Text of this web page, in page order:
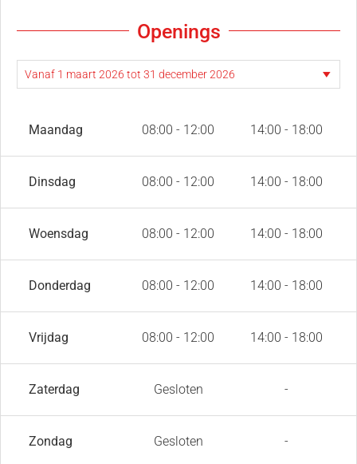
Openings
Maandag 08:00 - 12:00 14:00 - 18:00
Dinsdag 08:00 - 12:00 14:00 - 18:00
Woensdag 08:00 - 12:00 14:00 - 18:00
Donderdag 08:00 - 12:00 14:00 - 18:00
Vrijdag 08:00 - 12:00 14:00 - 18:00
Zaterdag Gesloten -
Zondag Gesloten -